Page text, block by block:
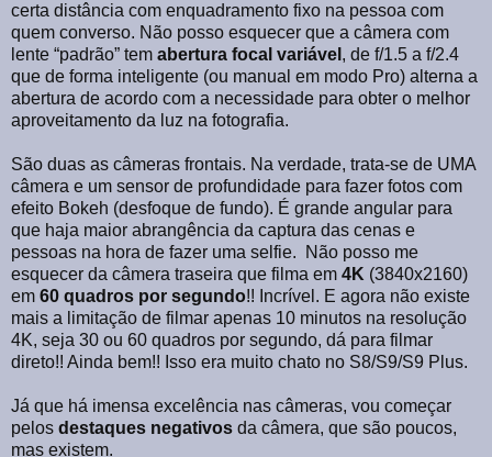
certa distância com enquadramento fixo na pessoa com
quem converso. Não posso esquecer que a câmera com
lente “padrão” tem abertura focal variável , de f/1.5 a f/2.4
que de forma inteligente (ou manual em modo Pro) alterna a
abertura de acordo com a necessidade para obter o melhor
aproveitamento da luz na fotografia.
São duas as câmeras frontais. Na verdade, trata-se de UMA
câmera e um sensor de profundidade para fazer fotos com
efeito Bokeh (desfoque de fundo). É grande angular para
que haja maior abrangência da captura das cenas e
pessoas na hora de fazer uma selfie.
Não posso me
esquecer da câmera traseira que filma em 4K (3840x2160)
em 60 quadros por segundo!! Incrível. E agora não existe
mais a limitação de filmar apenas 10 minutos na resolução
4K, seja 30 ou 60 quadros por segundo, dá para filmar
direto!! Ainda bem!! Isso era muito chato no S8/S9/S9 Plus.
Já que há imensa excelência nas câmeras, vou começar
pelos destaques negativos da câmera, que são poucos,
mas existem.